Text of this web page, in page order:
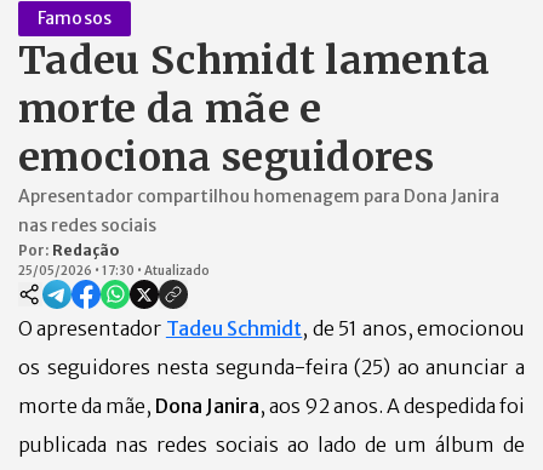
Famosos
Tadeu Schmidt lamenta
morte da mãe e
emociona seguidores
Apresentador compartilhou homenagem para Dona Janira
nas redes sociais
Por: Redação
25/05/2026 • 17:30 • Atualizado
O apresentador Tadeu Schmidt, de 51 anos, emocionou
os seguidores nesta segunda-feira (25) ao anunciar a
morte da mãe, Dona Janira, aos 92 anos. A despedida foi
publicada nas redes sociais ao lado de um álbum de